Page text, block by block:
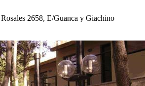
2658, E/Guanca y Giachino